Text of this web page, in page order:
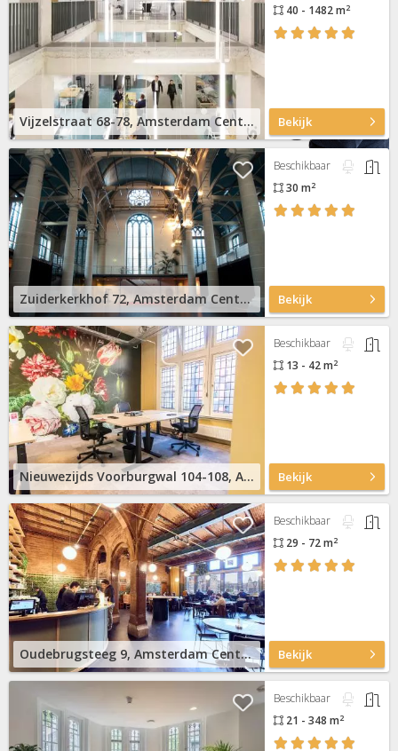
Gratisen vrijblijvend
Binnen 1 uurantwoord
Persoonlijke hulp
Neem contact op
Vijzelstraat 68-78, Amsterdam Centrum
40 - 1482 m2
Bekijk
Zuiderkerkhof 72, Amsterdam Centrum
Beschikbaar
30 m2
Bekijk
Nieuwezijds Voorburgwal 104-108, Amsterdam Centrum
Beschikbaar
13 - 42 m2
Bekijk
Oudebrugsteeg 9, Amsterdam Centrum
Beschikbaar
29 - 72 m2
Bekijk
Beschikbaar
21 - 348 m2